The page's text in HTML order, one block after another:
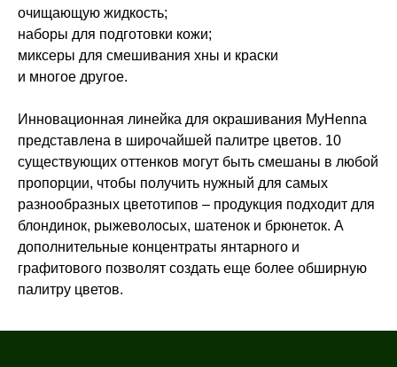
очищающую жидкость;
наборы для подготовки кожи;
миксеры для смешивания хны и краски
и многое другое.
Инновационная линейка для окрашивания MyHenna
представлена в широчайшей палитре цветов. 10
существующих оттенков могут быть смешаны в любой
пропорции, чтобы получить нужный для самых
разнообразных цветотипов – продукция подходит для
блондинок, рыжеволосых, шатенок и брюнеток. А
дополнительные концентраты янтарного и
графитового позволят создать еще более обширную
палитру цветов.